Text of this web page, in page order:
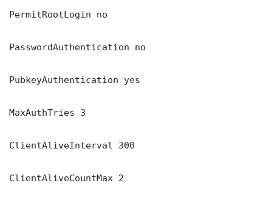
PermitRootLogin no
PasswordAuthentication no
PubkeyAuthentication yes
MaxAuthTries 3
ClientAliveInterval 300
ClientAliveCountMax 2